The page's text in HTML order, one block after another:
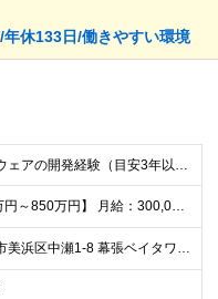
年休133日/働きやすい環境
◆アプリやソフトウェアの開発経験（目安3年以上） ◆高専卒以上の方 ※WEB/オープン系・モバイル系・組み込み製品などの開発経験者は親和性が高いです！
【想定年収：550万円～850万円】 月給：300,000円～500,000円 ◇賞与実績年2回 ◇決算賞与あり ※試用期間3ヶ月（期間中の差異なし） ※残業代全額支給
本社：千葉県千葉市美浜区中瀬1-8 幕張ベイタワー ※状況に応じて週2～3日の在宅勤務可 ※就業場所変更の範囲:当社の定めるところ